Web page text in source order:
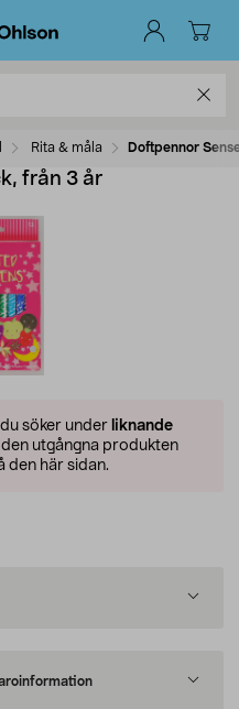
Rita & måla Doftpennor
från 3 år
söker under liknande
utgångna produkten
den här sidan.